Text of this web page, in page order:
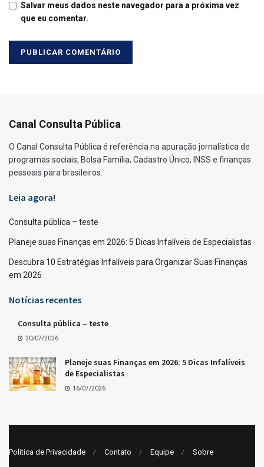
Salvar meus dados neste navegador para a próxima vez
que eu comentar.
Canal Consulta Pública
O Canal Consulta Pública é referência na apuração jornalística de
programas sociais, Bolsa Família, Cadastro Único, INSS e finanças
pessoais para brasileiros.
Leia agora!
Consulta pública – teste
Planeje suas Finanças em 2026: 5 Dicas Infalíveis de Especialistas
Descubra 10 Estratégias Infalíveis para Organizar Suas Finanças
em 2026
Notícias recentes
Consulta pública – teste
20/07/2026
Planeje suas Finanças em 2026: 5 Dicas Infalíveis
de Especialistas
16/07/2026
Política de Privacidade Contato Equipe Sobre